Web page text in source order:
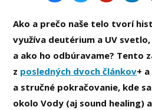
Ako a prečo naše telo tvorí
využíva deutérium a UV
a ako ho odbúravame? Tento
z posledných dvoch článkov+
a stručné pokračovanie, kde
okolo Vody (aj sound healing)